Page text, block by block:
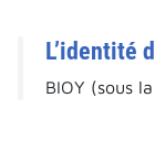
L’identité
BIOY (sous